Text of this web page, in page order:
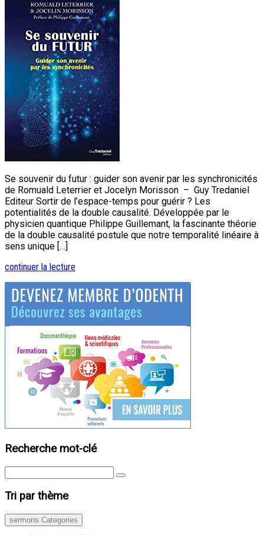
Se souvenir du futur : guider son avenir par les synchronicités
de Romuald Leterrier et Jocelyn Morisson – Guy Tredaniel
Editeur Sortir de l’espace-temps pour guérir ? Les
potentialités de la double causalité. Développée par le
physicien quantique Philippe Guillemant, la fascinante théorie
de la double causalité postule que notre temporalité linéaire à
sens unique […]
continuer la lecture
Recherche mot-clé
Tri par thème
sermons Categories